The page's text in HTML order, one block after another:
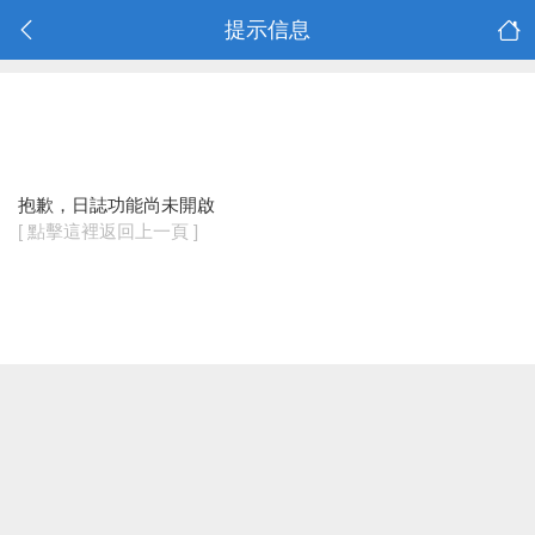
提示信息
抱歉，日誌功能尚未開啟
[ 點擊這裡返回上一頁 ]